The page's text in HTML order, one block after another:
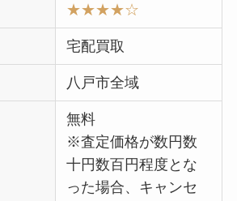
★★★★☆
宅配買取
八戸市全域
無料
※査定価格が数円数
十円数百円程度とな
った場合、キャンセ